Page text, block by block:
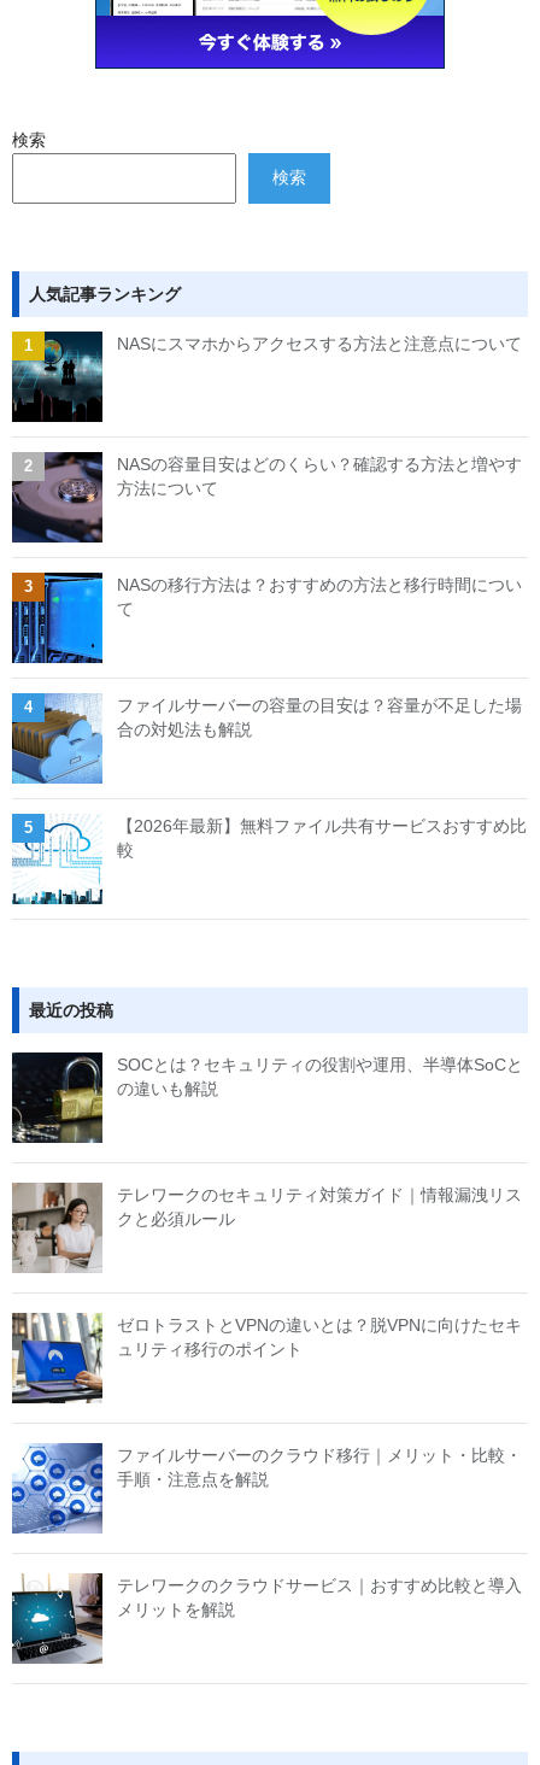
検索
検索
人気記事ランキング
NASにスマホからアクセスする方法と注意点について
NASの容量目安はどのくらい？確認する方法と増やす
方法について
NASの移行方法は？おすすめの方法と移行時間につい
て
ファイルサーバーの容量の目安は？容量が不足した場
合の対処法も解説
【2026年最新】無料ファイル共有サービスおすすめ比
較
最近の投稿
SOCとは？セキュリティの役割や運用、半導体SoCと
の違いも解説
テレワークのセキュリティ対策ガイド｜情報漏洩リス
クと必須ルール
ゼロトラストとVPNの違いとは？脱VPNに向けたセキ
ュリティ移行のポイント
ファイルサーバーのクラウド移行｜メリット・比較・
手順・注意点を解説
テレワークのクラウドサービス｜おすすめ比較と導入
メリットを解説